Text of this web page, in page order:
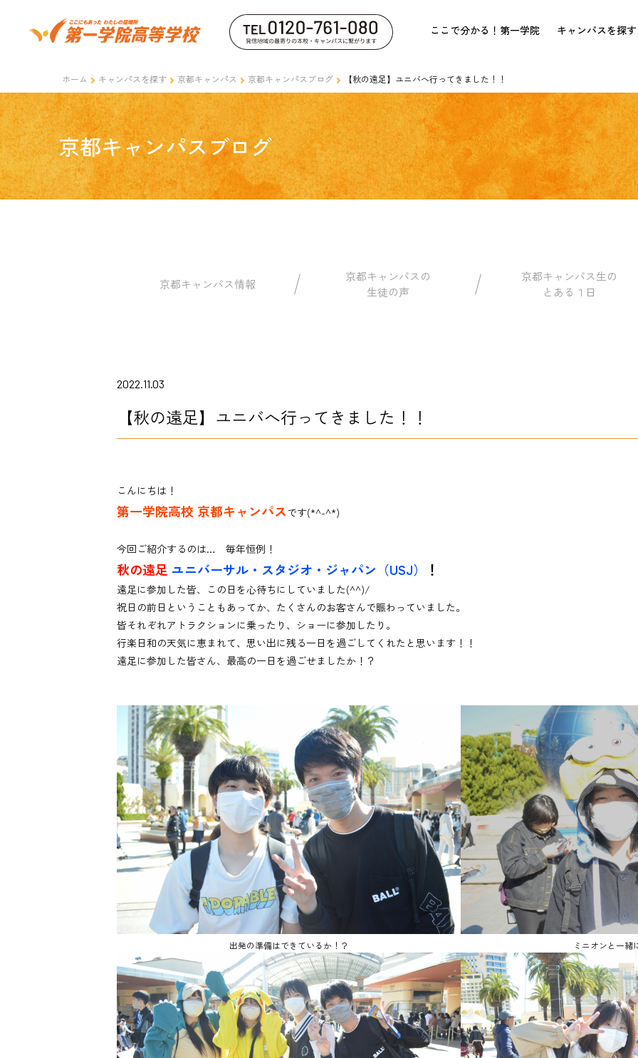
ここで分かる！第一学院 キャンパスを探す
ホーム キャンパスを探す 京都キャンパス 京都キャンパスブログ 【秋の遠足】ユニバへ行ってきました！！
京都キャンパスブログ
京都キャンパス情報
京都キャンパスの
生徒の声
京都キャンパス生の
とある１日
2022.11.03
【秋の遠足】ユニバへ行ってきました！！
こんにちは！
第一学院高校 京都キャンパス です(*^-^*)
今回ご紹介するのは… 毎年恒例！
秋の遠足 ユニバーサル・スタジオ・ジャパン（USJ） ！
遠足に参加した皆、この日を心待ちにしていました(^^)/
祝日の前日ということもあってか、たくさんのお客さんで賑わっていました。
皆それぞれアトラクションに乗ったり、ショーに参加したり。
行楽日和の天気に恵まれて、思い出に残る一日を過ごしてくれたと思います！！
遠足に参加した皆さん、最高の一日を過ごせましたか！？
出発の準備はできているか！？ ミニオンと一緒